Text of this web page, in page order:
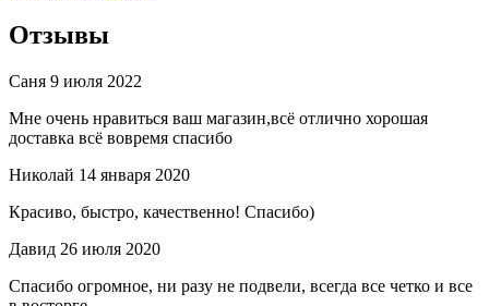
Отзывы
Саня 9 июля 2022
Мне очень нравиться ваш магазин,всё отлично хорошая
доставка всё вовремя спасибо
Николай 14 января 2020
Красиво, быстро, качественно! Спасибо)
Давид 26 июля 2020
Спасибо огромное, ни разу не подвели, всегда все четко и все